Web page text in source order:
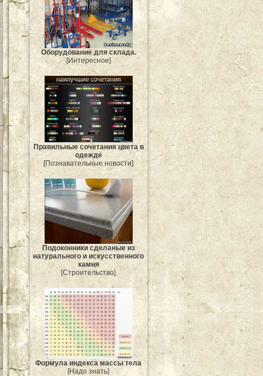
Оборудование для склада.
[Интересное]
Правильные сочетания цвета в
одежде
[Познавательные новости]
Подоконники сделаные из
натурального и искусственного
камня
[Строительство]
Формула индекса массы тела
[Надо знать]